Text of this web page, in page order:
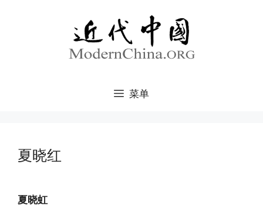
菜单
夏晓红
夏晓虹